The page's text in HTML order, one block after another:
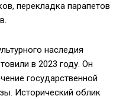
перекладка парапетов
наследия
в 2023 году. Он
государственной
Исторический облик